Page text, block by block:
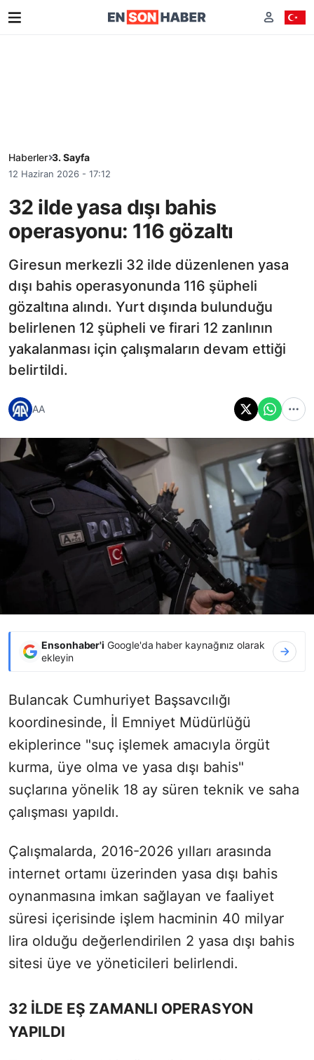
Haberler 3. Sayfa
12 Haziran 2026 - 17:12
32 ilde yasa dışı bahis
operasyonu: 116 gözaltı
Giresun merkezli 32 ilde düzenlenen yasa
dışı bahis operasyonunda 116 şüpheli
gözaltına alındı. Yurt dışında bulunduğu
belirlenen 12 şüpheli ve firari 12 zanlının
yakalanması için çalışmaların devam ettiği
belirtildi.
AA
Ensonhaber'i Google'da haber kaynağınız olarak
ekleyin
Bulancak Cumhuriyet Başsavcılığı
koordinesinde, İl Emniyet Müdürlüğü
ekiplerince "suç işlemek amacıyla örgüt
kurma, üye olma ve yasa dışı bahis"
suçlarına yönelik 18 ay süren teknik ve saha
çalışması yapıldı.
Çalışmalarda, 2016-2026 yılları arasında
internet ortamı üzerinden yasa dışı bahis
oynanmasına imkan sağlayan ve faaliyet
süresi içerisinde işlem hacminin 40 milyar
lira olduğu değerlendirilen 2 yasa dışı bahis
sitesi üye ve yöneticileri belirlendi.
32 İLDE EŞ ZAMANLI OPERASYON
YAPILDI